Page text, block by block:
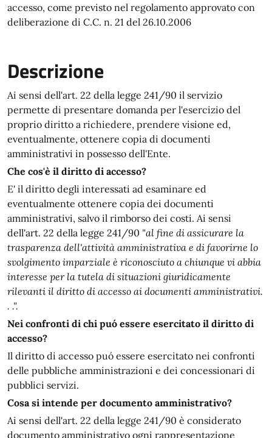
accesso, come previsto nel regolamento approvato con
deliberazione di C.C. n. 21 del 26.10.2006
Descrizione
Ai sensi dell'art. 22 della legge 241/90 il servizio
permette di presentare domanda per l'esercizio del
proprio diritto a richiedere, prendere visione ed,
eventualmente, ottenere copia di documenti
amministrativi in possesso dell'Ente.
Che cos'è il diritto di accesso?
E' il diritto degli interessati ad esaminare ed
eventualmente ottenere copia dei documenti
amministrativi, salvo il rimborso dei costi. Ai sensi
dell'art. 22 della legge 241/90 "al fine di assicurare la
trasparenza dell'attività amministrativa e di favorirne lo
svolgimento imparziale è riconosciuto a chiunque vi abbia
interesse per la tutela di situazioni giuridicamente
rilevanti il diritto di accesso ai documenti amministrativi.
. .".
Nei confronti di chi puó essere esercitato il diritto di
accesso?
Il diritto di accesso puó essere esercitato nei confronti
delle pubbliche amministrazioni e dei concessionari di
pubblici servizi.
Cosa si intende per documento amministrativo?
Ai sensi dell'art. 22 della legge 241/90 è considerato
documento amministrativo ogni rappresentazione